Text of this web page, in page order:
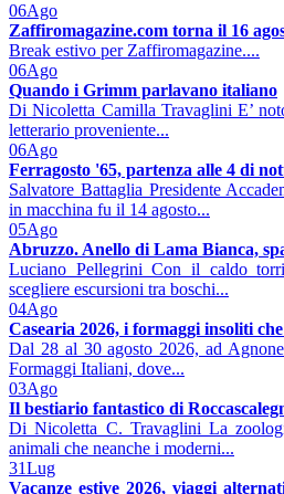
06Ago
Zaffiromagazine.com torna il 16
Break estivo per Zaffiromagazine....
06Ago
Quando i Grimm parlavano italiano
Di Nicoletta Camilla Travaglini E’
letterario proveniente...
06Ago
Ferragosto '65, partenza alle 4 di
Salvatore Battaglia Presidente
in macchina fu il 14 agosto...
05Ago
Abruzzo. Anello di Lama Bianca,
Luciano Pellegrini Con il caldo
scegliere escursioni tra boschi...
04Ago
Casearia 2026, i formaggi insoliti
Dal 28 al 30 agosto 2026, ad
Formaggi Italiani, dove...
03Ago
Il bestiario fantastico di
Di Nicoletta C. Travaglini La
animali che neanche i moderni...
31Lug
Vacanze estive 2026, viaggi